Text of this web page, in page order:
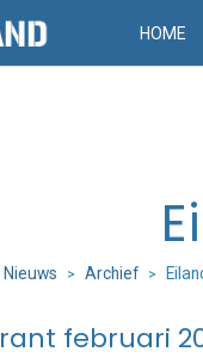
HOME
> Archief >
februari